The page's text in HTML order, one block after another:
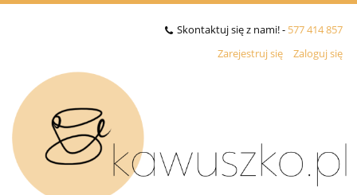
Skontaktuj się z nami! - 577 414 857
Zarejestruj się
Zaloguj się